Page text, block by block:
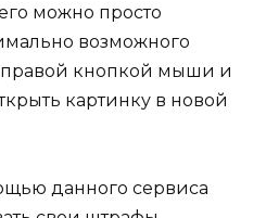
можно просто
возможного
правой кнопкой мыши и
картинку в новой
данного сервиса